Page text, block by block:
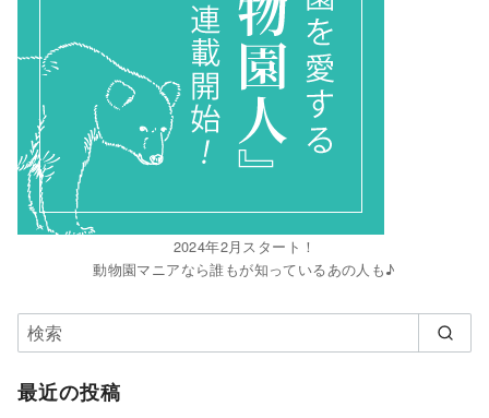
2024年2月スタート！
動物園マニアなら誰もが知っているあの人も♪
最近の投稿